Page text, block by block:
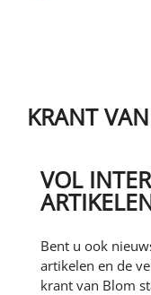
Intern
KRANT
VOL
Bent u ook
artikelen en de
krant van Blom